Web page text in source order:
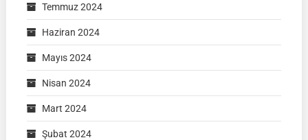
Temmuz 2024
Haziran 2024
Mayıs 2024
Nisan 2024
Mart 2024
Şubat 2024